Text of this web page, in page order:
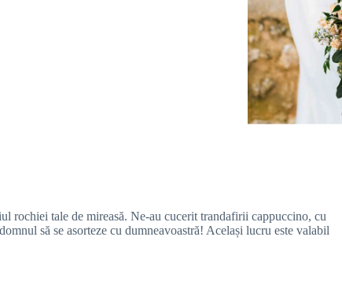
rochiei tale de mireasă. Ne-au cucerit trandafirii cappuccino, cu
să se asorteze cu dumneavoastră! Același lucru este valabil